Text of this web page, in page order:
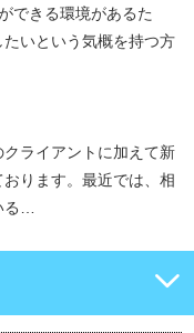
できる環境があるた
いという気概を持つ方
ライアントに加えて新
ります。最近では、相
…